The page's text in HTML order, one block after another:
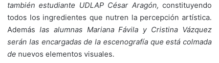
también estudiante UDLAP César Aragón, constituyendo
todos los ingredientes que nutren la percepción artística.
Además las alumnas Mariana Fávila y Cristina Vázquez
serán las encargadas de la escenografía que está colmada
de nuevos elementos visuales.